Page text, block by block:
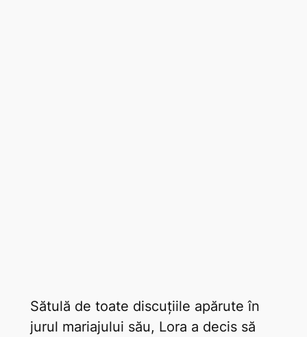
Sătulă de toate discuțiile apărute în
jurul mariajului său, Lora a decis să